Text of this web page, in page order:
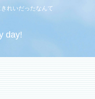
れいだったなんて
day!